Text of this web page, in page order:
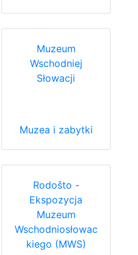
Muzeum
Wschodniej
Słowacji
Muzea i zabytki
Rodošto -
Ekspozycja
Muzeum
Wschodniosłowac
kiego (MWS)